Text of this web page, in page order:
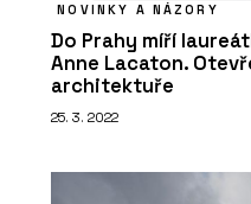
O FIRMĚ
NOVINKY A NÁZORY
Do Prahy míří
Anne Lacaton.
architektuře
25. 3. 2022